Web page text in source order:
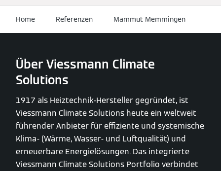
Home Referenzen Mammut Memmingen
Über Viessmann Climate
Solutions
1917 als Heiztechnik-Hersteller gegründet, ist
Viessmann Climate Solutions heute ein weltweit
führender Anbieter für effiziente und systemische
Klima- (Wärme, Wasser- und Luftqualität) und
erneuerbare Energielösungen. Das integrierte
Viessmann Climate Solutions Portfolio verbindet